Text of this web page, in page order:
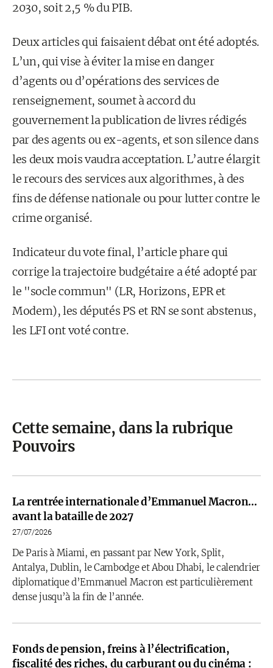
2030, soit 2,5 % du PIB.
Deux articles qui faisaient débat ont été adoptés.
L’un, qui vise à éviter la mise en danger
d’agents ou d’opérations des services de
renseignement, soumet à accord du
gouvernement la publication de livres rédigés
par des agents ou ex-agents, et son silence dans
les deux mois vaudra acceptation. L’autre élargit
le recours des services aux algorithmes, à des
fins de défense nationale ou pour lutter contre le
crime organisé.
Indicateur du vote final, l’article phare qui
corrige la trajectoire budgétaire a été adopté par
le "socle commun" (LR, Horizons, EPR et
Modem), les députés PS et RN se sont abstenus,
les LFI ont voté contre.
Cette semaine, dans la rubrique
Pouvoirs
La rentrée internationale d’Emmanuel Macron…
avant la bataille de 2027
27/07/2026
De Paris à Miami, en passant par New York, Split,
Antalya, Dublin, le Cambodge et Abou Dhabi, le calendrier
diplomatique d’Emmanuel Macron est particulièrement
dense jusqu’à la fin de l’année.
Fonds de pension, freins à l’électrification,
fiscalité des riches, du carburant ou du cinéma :